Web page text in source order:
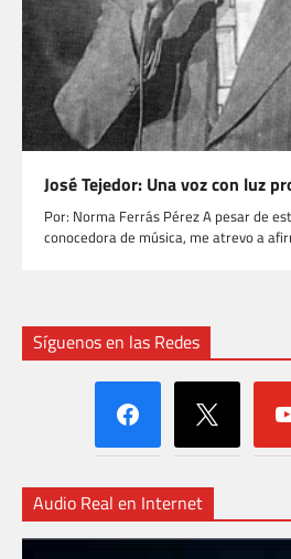
José Tejedor: Una voz con luz
Por: Norma Ferrás Pérez A pesar de
conocedora de música, me atrevo a
Síguenos en las Redes
facebook x youtube
Audio Real en Internet